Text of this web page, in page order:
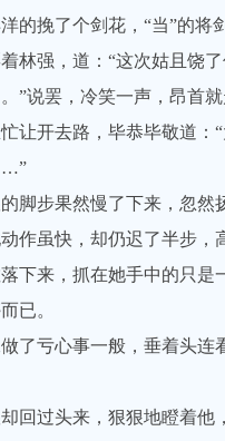
的挽了个剑花，“当”的将
林强，道：“这次姑且饶
”说罢，冷笑一声，昂首就
开去路，毕恭毕敬道：
步果然慢了下来，忽然
动作虽快，却仍迟了半步，
下来，抓在她手中的只是
已。
亏心事一般，垂着头连
过头来，狠狠地瞪着他